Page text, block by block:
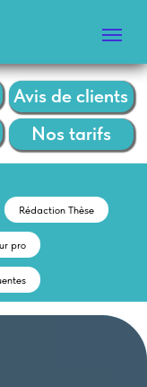
Rédaction Thèse
pro